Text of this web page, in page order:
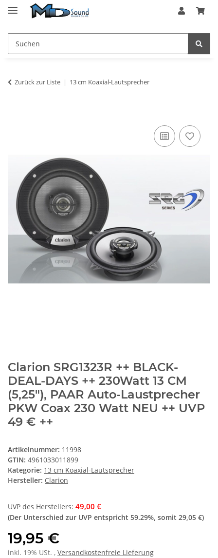
Zurück zur Liste 13 cm Koaxial-Lautsprecher
Clarion SRG1323R ++ BLACK-
DEAL-DAYS ++ 230Watt 13 CM
(5,25"), PAAR Auto-Laustprecher
PKW Coax 230 Watt NEU ++ UVP
49 € ++
Artikelnummer: 11998
GTIN: 4961033011899
Kategorie: 13 cm Koaxial-Lautsprecher
Hersteller: Clarion
UVP des Herstellers: 49,00 €
(Der Unterschied zur UVP entspricht 59.29%, somit 29,05 €)
19,95 €
inkl. 19% USt. , Versandkostenfreie Lieferung